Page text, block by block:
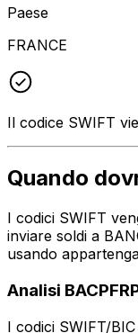
Paese
FRANCE
Il codice SWIFT
Quando
I codici SWIFT
inviare soldi a
usando
Analisi
I codici SWIFT/